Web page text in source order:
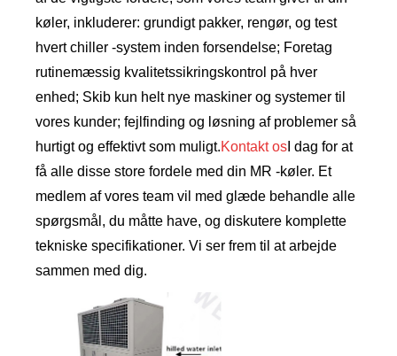
køler, inkluderer: grundigt pakker, rengør, og test
hvert chiller -system inden forsendelse; Foretag
rutinemæssig kvalitetssikringskontrol på hver
enhed; Skib kun helt nye maskiner og systemer til
vores kunder; fejlfinding og løsning af problemer så
hurtigt og effektivt som muligt.Kontakt os I dag for at
få alle disse store fordele med din MR -køler. Et
medlem af vores team vil med glæde behandle alle
spørgsmål, du måtte have, og diskutere komplette
tekniske specifikationer. Vi ser frem til at arbejde
sammen med dig.